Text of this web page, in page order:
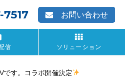
お問い合わせ
信 ソリューション
です。コラボ開催決定